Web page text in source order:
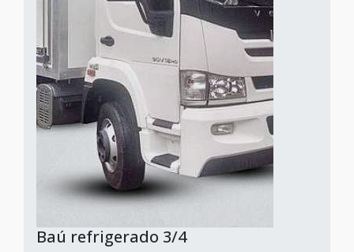
Baú refrigerado 3/4